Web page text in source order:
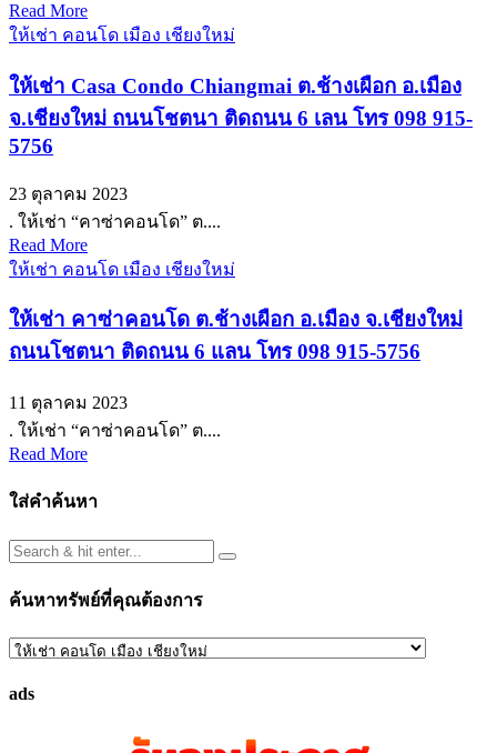
Read More
ให้เช่า คอนโด เมือง เชียงใหม่
ให้เช่า Casa Condo Chiangmai ต.ช้างเผือก อ.เมือง
จ.เชียงใหม่ ถนนโชตนา ติดถนน 6 เลน โทร 098 915-
5756
23 ตุลาคม 2023
. ให้เช่า “คาซ่าคอนโด” ต....
Read More
ให้เช่า คอนโด เมือง เชียงใหม่
ให้เช่า คาซ่าคอนโด ต.ช้างเผือก อ.เมือง จ.เชียงใหม่
ถนนโชตนา ติดถนน 6 แลน โทร 098 915-5756
11 ตุลาคม 2023
. ให้เช่า “คาซ่าคอนโด” ต....
Read More
ใส่คำค้นหา
ค้นหาทรัพย์ที่คุณต้องการ
ค้นหา
ที่
ads